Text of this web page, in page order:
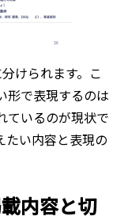
けられます。こ
形で表現するのは
ているのが現状で
たい内容と表現の
内容と切